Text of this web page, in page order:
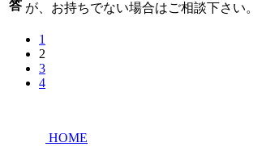
が、お持ちでない場合はご相談下さい。
1
2
3
4
HOME